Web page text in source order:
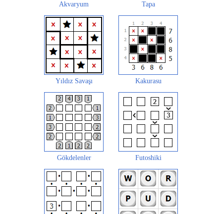
Akvaryum Tapa
Yıldız Savaşı Kakurasu
Gökdelenler Futoshiki